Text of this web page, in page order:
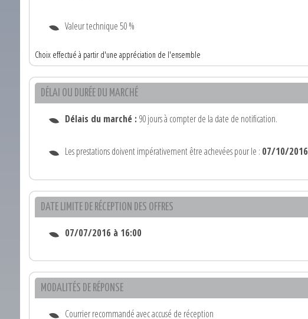
Valeur technique 50 %
Choix effectué à partir d'une appréciation de l'ensemble
DÉLAI OU DURÉE DU MARCHÉ
Délais du marché : 90 jours à compter de la date de notification.
Les prestations doivent impérativement être achevées pour le : 07/10/2016
DATE LIMITE DE RÉCEPTION DES OFFRES
07/07/2016 à 16:00
MODALITÉS DE RÉPONSE
Courrier recommandé avec accusé de réception